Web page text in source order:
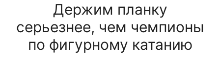
Держим планку
серьезнее, чем чемпионы
по фигурному катанию